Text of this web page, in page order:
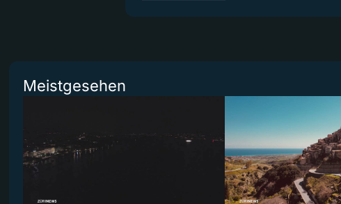
Meistgesehen